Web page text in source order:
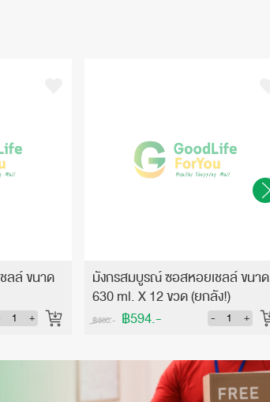
ลล์ ขนาด
+
มังกรสมบูรณ์ ซอสหอยเชลล์ ขนาด
630 ml. X 12 ขวด (ยกลัง!)
฿660.- ฿594.- - +